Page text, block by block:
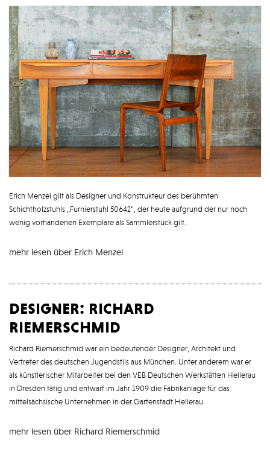
Erich Menzel gilt als Designer und Konstrukteur des berühmten
Schichtholzstuhls „Furnierstuhl 50642“, der heute aufgrund der nur noch
wenig vorhandenen Exemplare als Sammlerstück gilt.
mehr lesen über Erich Menzel
designer: richard
riemerschmid
Richard Riemerschmid war ein bedeutender Designer, Architekt und
Vertreter des deutschen Jugendstils aus München. Unter anderem war er
als künstlerischer Mitarbeiter bei den VEB Deutschen Werkstätten Hellerau
in Dresden tätig und entwarf im Jahr 1909 die Fabrikanlage für das
mittelsächsische Unternehmen in der Gartenstadt Hellerau.
mehr lesen über Richard Riemerschmid